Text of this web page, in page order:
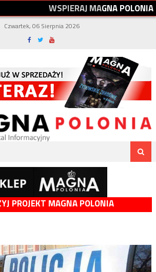
WSPIERAJMAGNAPOLONIA
Czwartek, 06 Sierpnia 2026
PROJEKT MAGNA POLONIA